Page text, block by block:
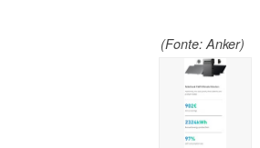
(Fonte: Anker)